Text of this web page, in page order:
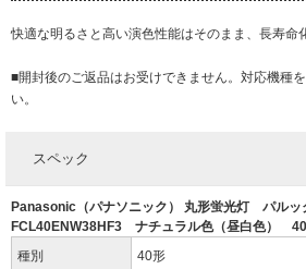
快適な明るさと高い演色性能はそのまま、長寿命
■開封後のご返品はお受けできません。対応機種
い。
スペック
Panasonic（パナソニック） 丸形蛍光灯 パル
FCL40ENW38HF3 ナチュラル色（昼白色） 40
種別
40形